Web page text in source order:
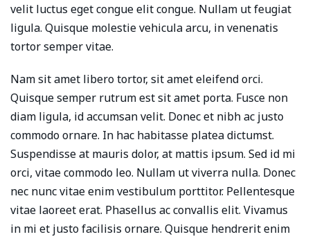
velit luctus eget congue elit congue. Nullam ut feugiat
ligula. Quisque molestie vehicula arcu, in venenatis
tortor semper vitae.
Nam sit amet libero tortor, sit amet eleifend orci.
Quisque semper rutrum est sit amet porta. Fusce non
diam ligula, id accumsan velit. Donec et nibh ac justo
commodo ornare. In hac habitasse platea dictumst.
Suspendisse at mauris dolor, at mattis ipsum. Sed id mi
orci, vitae commodo leo. Nullam ut viverra nulla. Donec
nec nunc vitae enim vestibulum porttitor. Pellentesque
vitae laoreet erat. Phasellus ac convallis elit. Vivamus
in mi et justo facilisis ornare. Quisque hendrerit enim